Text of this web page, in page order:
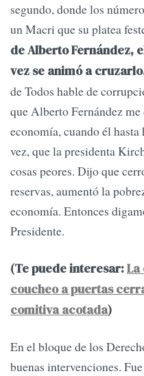
segundo, donde los
un Macri que su platea
de Alberto Fernández,
vez se animó a
de Todos hable de
que Alberto Fernández
economía, cuando él
vez, que la presidenta
cosas peores. Dijo que
reservas, aumentó la
economía. Entonces
Presidente.
(Te puede interesar:La
coucheo a puertas
comitiva acotada)
En el bloque de los
buenas intervenciones.